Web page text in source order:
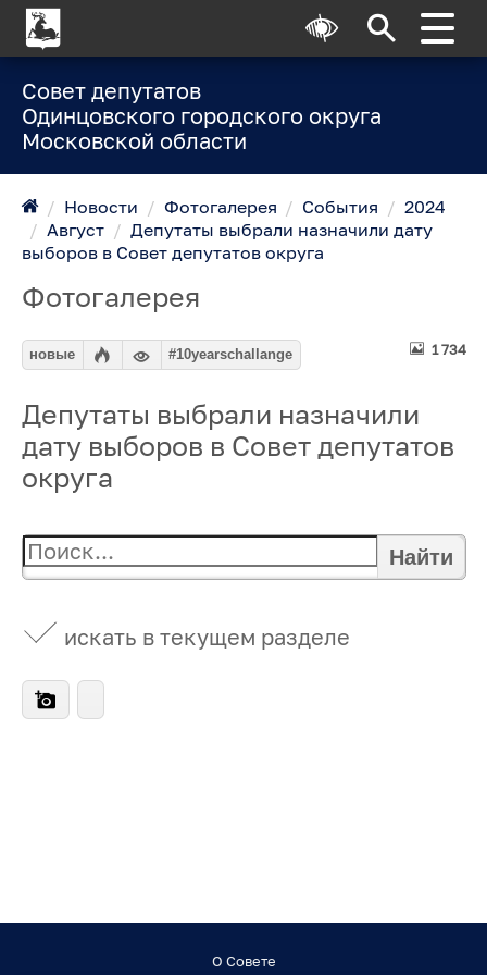
Совет депутатов
Одинцовского городского округа
Московской области
/ Новости / Фотогалерея / События / 2024
/ Август /
Депутаты выбрали назначили дату
выборов в Совет депутатов округа
Фотогалерея
1 734
новые #10yearschallange
Депутаты выбрали назначили
дату выборов в Совет депутатов
округа
Найти
искать в текущем разделе
О Совете